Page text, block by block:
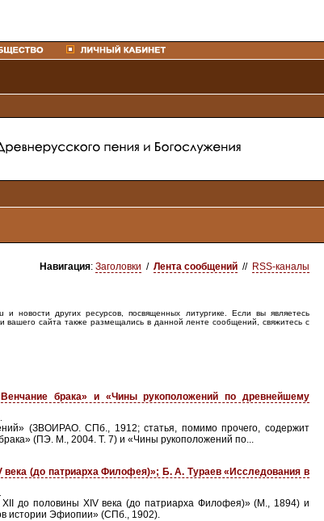
Навигация: Заголовки / Лента сообщений // RSS-каналы
новости других ресурсов, посвященных литургике. Если вы являетесь
вашего сайта также размещались в данной ленте сообщений, свяжитесь с
брака» и «Чины рукоположений по древнейшему
(ЗВОИРАО. СПб., 1912; статья, помимо прочего, содержит
(ПЭ. М., 2004. Т. 7) и «Чины рукоположений по...
(до патриарха Филофея)»; Б. А. Тураев «Исследования в
до половины XIV века (до патриарха Филофея)» (М., 1894) и
истории Эфиопии» (СПб., 1902).